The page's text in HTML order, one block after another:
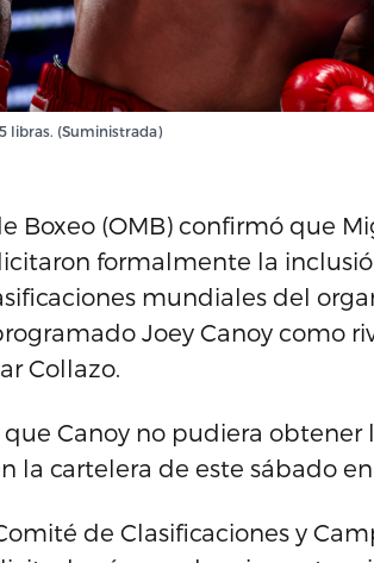
libras. (Suministrada)
Boxeo (OMB) confirmó que
formalmente la
mundiales del
Joey Canoy como
Collazo.
Canoy no pudiera obtener
la cartelera de este sábado
de Clasificaciones y